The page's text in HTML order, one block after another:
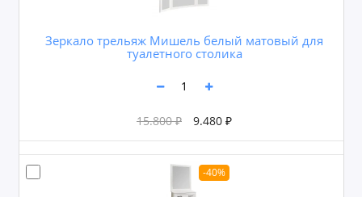
Зеркало трельяж Мишель белый матовый для
туалетного столика
15.800 ₽ 9.480 ₽
-40%